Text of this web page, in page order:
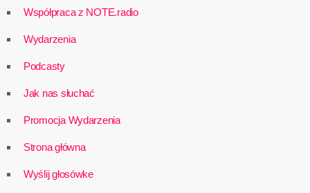
Współpraca z NOTE.radio
Wydarzenia
Podcasty
Jak nas słuchać
Promocja Wydarzenia
Strona główna
Wyślij głosówke